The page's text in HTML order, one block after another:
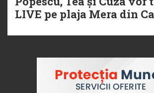
LIVE pe plaja Mera din